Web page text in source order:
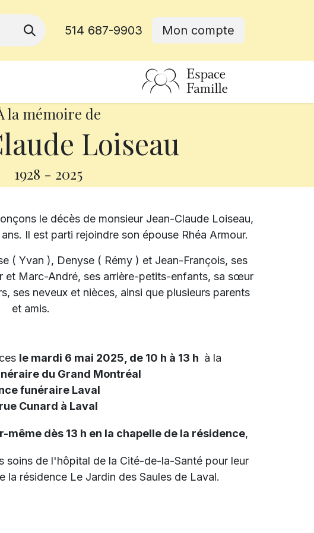
514 687-9903 Mon compte
la mémoire de
Loiseau
1928 - 2025
le décès de monsieur Jean-Claude Loiseau,
Il est parti rejoindre son épouse Rhéa Armour.
( Yvan ), Denyse ( Rémy ) et Jean-François, ses
et Marc-André, ses arrière-petits-enfants, sa sœur
ses neveux et nièces, ainsi que plusieurs parents
et amis.
le mardi 6 mai 2025, de 10 h à 13 h à la
du Grand Montréal
funéraire Laval
Cunard à Laval
dès 13 h en la chapelle de la résidence,
soins de l'hôpital de la Cité-de-la-Santé pour leur
la résidence Le Jardin des Saules de Laval.